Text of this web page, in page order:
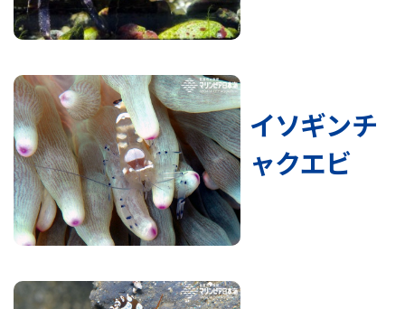
イソギンチ
ャクエビ